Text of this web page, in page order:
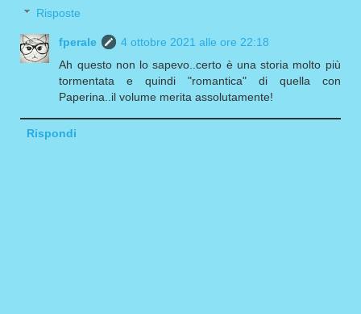
Risposte
fperale
4 ottobre 2021 alle ore 22:18
Ah questo non lo sapevo..certo è una storia molto più
tormentata e quindi "romantica" di quella con
Paperina..il volume merita assolutamente!
Rispondi